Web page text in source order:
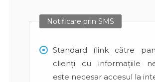
Notificare prin SMS
Standard (link către
clienți cu informațiile
este necesar accesul la